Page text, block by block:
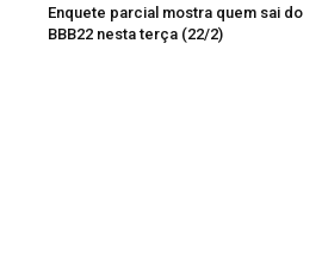
Enquete parcial mostra quem sai do
BBB22 nesta terça (22/2)